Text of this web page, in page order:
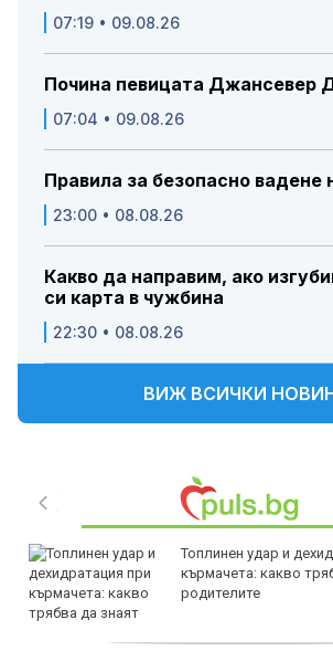
07:19 • 09.08.26
Почина певицата Джансевер
07:04 • 09.08.26
Правила за безопасно вадене
23:00 • 08.08.26
Какво да направим, ако
си карта в чужбина
22:30 • 08.08.26
ВИЖ ВСИЧКИ
Топлинен удар и
кърмачета: какво
родителите